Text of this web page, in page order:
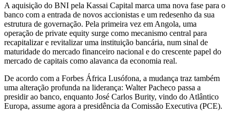
A aquisição do BNI pela Kassai Capital marca uma nova fase para o
banco com a entrada de novos accionistas e um redesenho da sua
estrutura de governação. Pela primeira vez em Angola, uma
operação de private equity surge como mecanismo central para
recapitalizar e revitalizar uma instituição bancária, num sinal de
maturidade do mercado financeiro nacional e do crescente papel do
mercado de capitais como alavanca da economia real.
De acordo com a Forbes África Lusófona, a mudança traz também
uma alteração profunda na liderança: Walter Pacheco passa a
presidir ao banco, enquanto José Carlos Burity, vindo do Atlântico
Europa, assume agora a presidência da Comissão Executiva (PCE).